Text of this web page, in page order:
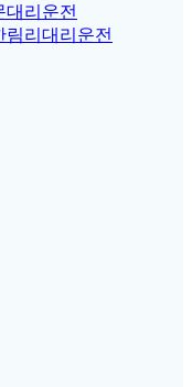
대리운전
리대리운전